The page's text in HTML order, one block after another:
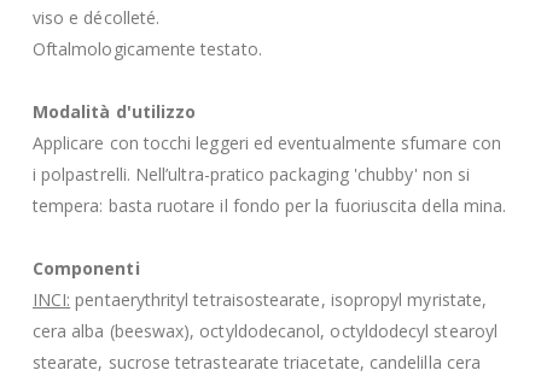
viso e décolleté.
Oftalmologicamente testato.
Modalità d'utilizzo
Applicare con tocchi leggeri ed eventualmente sfumare con
i polpastrelli. Nell’ultra-pratico packaging 'chubby' non si
tempera: basta ruotare il fondo per la fuoriuscita della mina.
Componenti
INCI: pentaerythrityl tetraisostearate, isopropyl myristate,
cera alba (beeswax), octyldodecanol, octyldodecyl stearoyl
stearate, sucrose tetrastearate triacetate, candelilla cera